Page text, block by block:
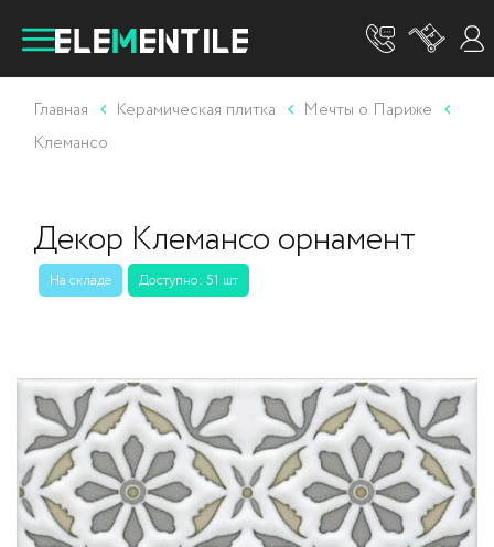
Главная Керамическая плитка
Мечты о Париже
Клемансо
Декор Клемансо орнамент
На складе Доступно: 51 шт